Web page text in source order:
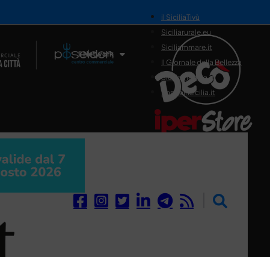
Il Network
il SiciliaTivù
Siciliarurale.eu
Siciliammare.it
Il Giornale della Bellezza
Siciliamedica.it
Sanitainsicilia.it